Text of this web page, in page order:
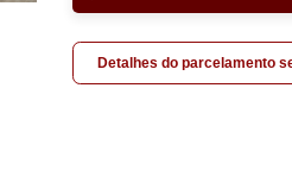
Detalhes do parcelamento